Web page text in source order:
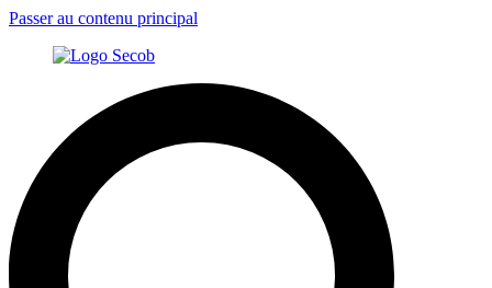
Passer au contenu principal